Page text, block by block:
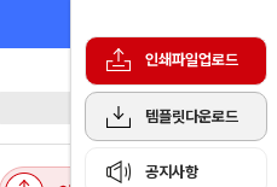
인쇄파일업로드
템플릿다운로드
공지사항